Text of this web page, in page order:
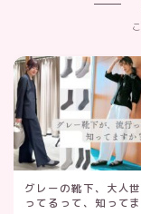
グレーの靴下、大人
ってるって、知って